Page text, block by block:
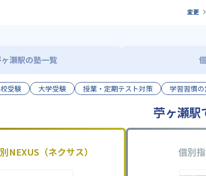
変更
瀬駅の塾一覧
受験 大学受験 授業・定期テスト対策 学習習慣の
苧ヶ瀬駅
NEXUS（ネクサス） 個別